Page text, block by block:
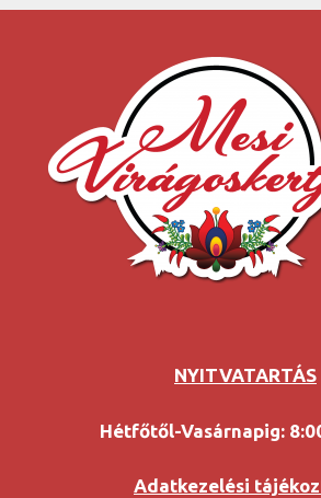
NYITVATARTÁS
Hétfőtől-Vasárnapig:
Adatkezelési